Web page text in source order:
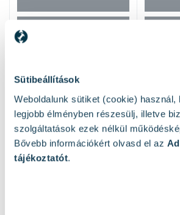
Sütibeállítások
Weboldalunk sütiket (cookie) használ,
legjobb élményben részesülj, illetve
szolgáltatások ezek nélkül
Bővebb információkért olvasd el az
tájékoztatót.
Hasonló termékek